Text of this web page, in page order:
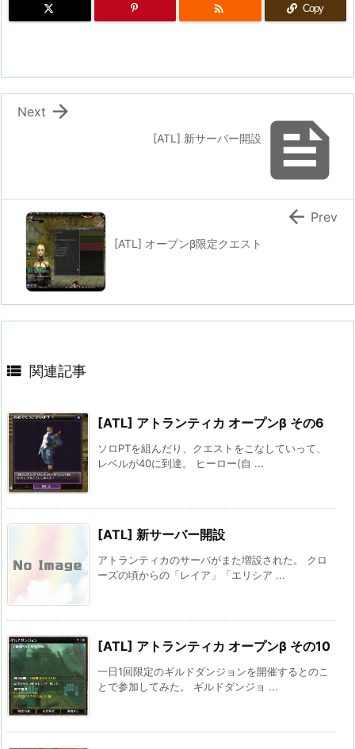
 Copy

[ATL] 新サーバー開設

Next
[ATL] オープンβ限定クエスト
 Prev
 関連記事
[ATL] アトランティカ オープンβ その6
ソロPTを組んだり、クエストをこなしていって、
レベルが40に到達。 ヒーロー(自 ...
[ATL] 新サーバー開設
アトランティカのサーバがまた増設された。 クロ
ーズの頃からの「レイア」「エリシア ...
[ATL] アトランティカ オープンβ その10
一日1回限定のギルドダンジョンを開催するとのこ
とで参加してみた。 ギルドダンジョ ...